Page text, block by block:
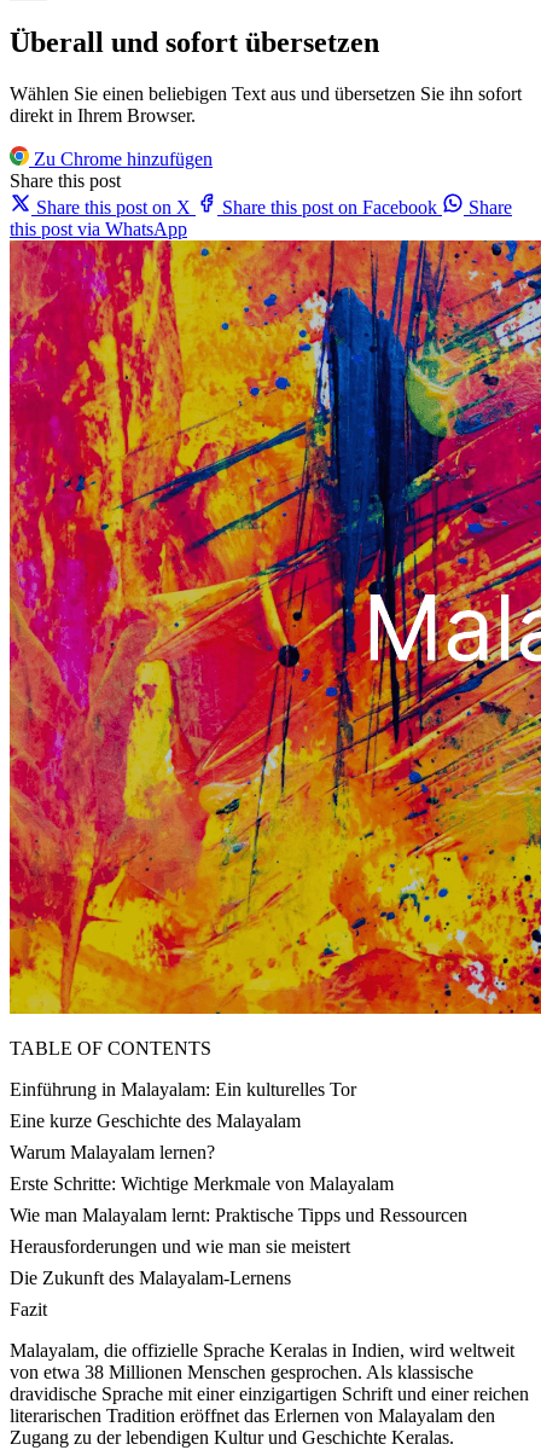
Überall und sofort übersetzen
Wählen Sie einen beliebigen Text aus und übersetzen Sie ihn sofort
direkt in Ihrem Browser.
Zu Chrome hinzufügen
Share this post
Share this post on X
Share this post on Facebook
Share
this post via WhatsApp
TABLE OF CONTENTS
Einführung in Malayalam: Ein kulturelles Tor
Eine kurze Geschichte des Malayalam
Warum Malayalam lernen?
Erste Schritte: Wichtige Merkmale von Malayalam
Wie man Malayalam lernt: Praktische Tipps und Ressourcen
Herausforderungen und wie man sie meistert
Die Zukunft des Malayalam-Lernens
Fazit
Malayalam, die offizielle Sprache Keralas in Indien, wird weltweit
von etwa 38 Millionen Menschen gesprochen. Als klassische
dravidische Sprache mit einer einzigartigen Schrift und einer reichen
literarischen Tradition eröffnet das Erlernen von Malayalam den
Zugang zu der lebendigen Kultur und Geschichte Keralas.